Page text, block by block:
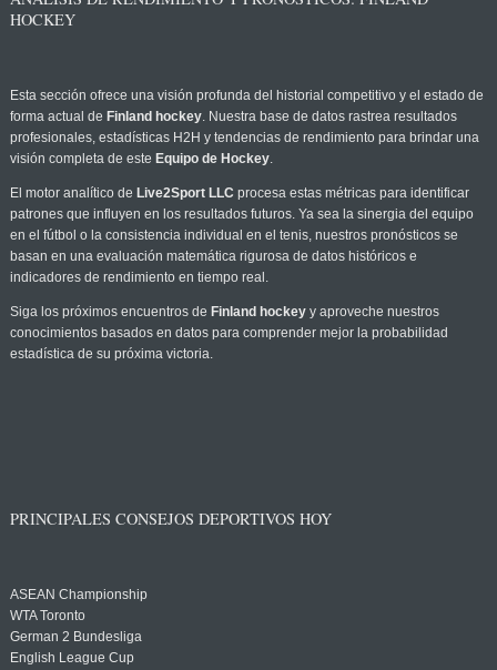
HOCKEY
Esta sección ofrece una visión profunda del historial competitivo y el estado de
forma actual de Finland hockey. Nuestra base de datos rastrea resultados
profesionales, estadísticas H2H y tendencias de rendimiento para brindar una
visión completa de este Equipo de Hockey.
El motor analítico de Live2Sport LLC procesa estas métricas para identificar
patrones que influyen en los resultados futuros. Ya sea la sinergia del equipo
en el fútbol o la consistencia individual en el tenis, nuestros pronósticos se
basan en una evaluación matemática rigurosa de datos históricos e
indicadores de rendimiento en tiempo real.
Siga los próximos encuentros de Finland hockeyy aproveche nuestros
conocimientos basados en datos para comprender mejor la probabilidad
estadística de su próxima victoria.
PRINCIPALES CONSEJOS DEPORTIVOS HOY
ASEAN Championship
WTA Toronto
German 2 Bundesliga
English League Cup